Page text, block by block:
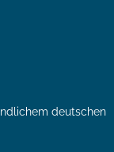
deutschen